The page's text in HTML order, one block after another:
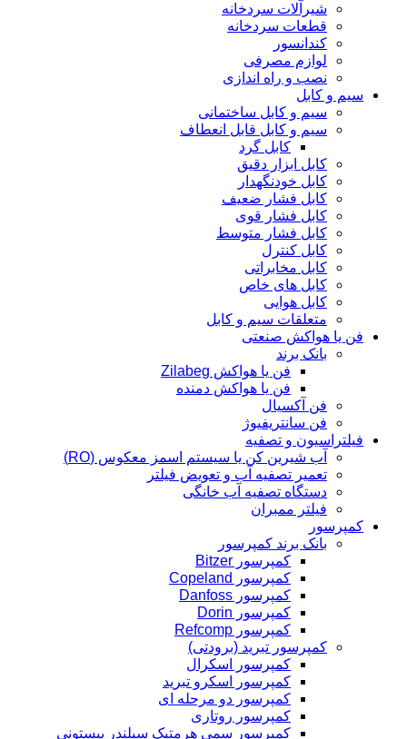
شیرآلات سردخانه
قطعات سردخانه
کندانسور
لوازم مصرفی
نصب و راه اندازی
سیم و کابل
سیم و کابل ساختمانی
سیم و کابل قابل انعطاف
کابل گرد
کابل ابزار دقیق
کابل خودنگهدار
کابل فشار ضعیف
کابل فشار قوی
کابل فشار متوسط
کابل کنترل
کابل مخابراتی
کابل های خاص
کابل هوایی
متعلقات سیم و کابل
فن یا هواکش صنعتی
بانک برند
فن یا هواکش Zilabeg
فن یا هواکش دمنده
فن آکسیال
فن سانتریفیوژ
فیلتراسیون و تصفیه
آب شیرین کن یا سیستم اسمز معکوس (RO)
تعمیر تصفیه آب و تعویض فیلتر
دستگاه تصفیه آب خانگی
فیلتر ممبران
کمپرسور
بانک برند کمپرسور
کمپرسور Bitzer
کمپرسور Copeland
کمپرسور Danfoss
کمپرسور Dorin
کمپرسور Refcomp
کمپرسور تبرید (برودتی)
کمپرسور اسکرال
کمپرسور اسکرو تبرید
کمپرسور دو مرحله ای
کمپرسور روتاری
کمپرسور سمی هرمتیک سیلندر پیستونی